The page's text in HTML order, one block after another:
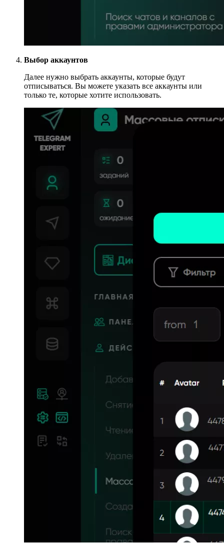
Выбор аккаунтов
Далее нужно выбрать аккаунты, которые будут
отписываться. Вы можете указать все аккаунты или
только те, которые хотите использовать.